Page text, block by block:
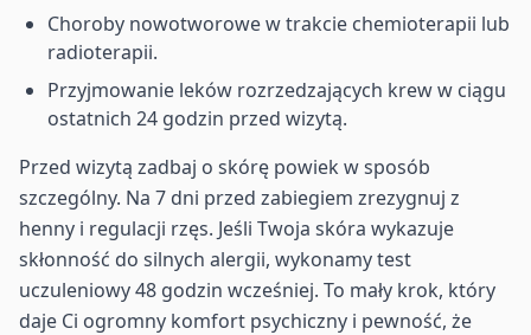
Choroby nowotworowe w trakcie chemioterapii lub
radioterapii.
Przyjmowanie leków rozrzedzających krew w ciągu
ostatnich 24 godzin przed wizytą.
Przed wizytą zadbaj o skórę powiek w sposób
szczególny. Na 7 dni przed zabiegiem zrezygnuj z
henny i regulacji rzęs. Jeśli Twoja skóra wykazuje
skłonność do silnych alergii, wykonamy test
uczuleniowy 48 godzin wcześniej. To mały krok, który
daje Ci ogromny komfort psychiczny i pewność, że